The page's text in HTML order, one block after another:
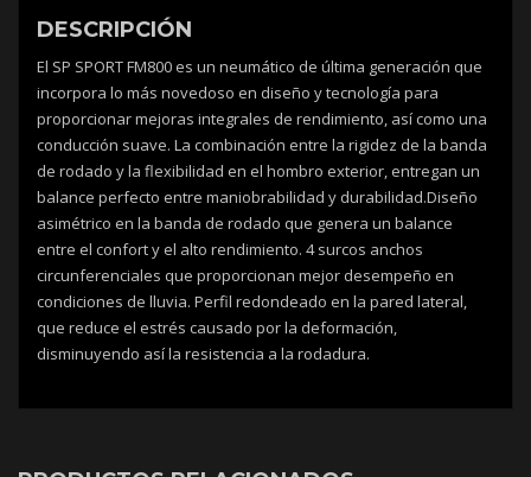
DESCRIPCIÓN
El SP SPORT FM800 es un neumático de última generación que
incorpora lo más novedoso en diseño y tecnología para
proporcionar mejoras integrales de rendimiento, así como una
conducción suave. La combinación entre la rigidez de la banda
de rodado y la flexibilidad en el hombro exterior, entregan un
balance perfecto entre maniobrabilidad y durabilidad.Diseño
asimétrico en la banda de rodado que genera un balance
entre el confort y el alto rendimiento. 4 surcos anchos
circunferenciales que proporcionan mejor desempeño en
condiciones de lluvia. Perfil redondeado en la pared lateral,
que reduce el estrés causado por la deformación,
disminuyendo así la resistencia a la rodadura.